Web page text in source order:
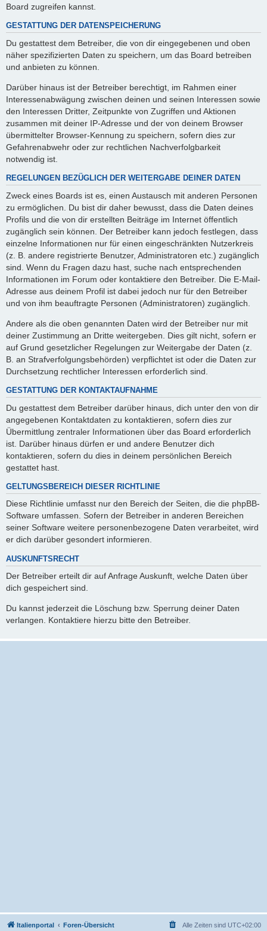
Board zugreifen kannst.
GESTATTUNG DER DATENSPEICHERUNG
Du gestattest dem Betreiber, die von dir eingegebenen und oben
näher spezifizierten Daten zu speichern, um das Board betreiben
und anbieten zu können.
Darüber hinaus ist der Betreiber berechtigt, im Rahmen einer
Interessenabwägung zwischen deinen und seinen Interessen sowie
den Interessen Dritter, Zeitpunkte von Zugriffen und Aktionen
zusammen mit deiner IP-Adresse und der von deinem Browser
übermittelter Browser-Kennung zu speichern, sofern dies zur
Gefahrenabwehr oder zur rechtlichen Nachverfolgbarkeit
notwendig ist.
REGELUNGEN BEZÜGLICH DER WEITERGABE DEINER DATEN
Zweck eines Boards ist es, einen Austausch mit anderen Personen
zu ermöglichen. Du bist dir daher bewusst, dass die Daten deines
Profils und die von dir erstellten Beiträge im Internet öffentlich
zugänglich sein können. Der Betreiber kann jedoch festlegen, dass
einzelne Informationen nur für einen eingeschränkten Nutzerkreis
(z. B. andere registrierte Benutzer, Administratoren etc.) zugänglich
sind. Wenn du Fragen dazu hast, suche nach entsprechenden
Informationen im Forum oder kontaktiere den Betreiber. Die E-Mail-
Adresse aus deinem Profil ist dabei jedoch nur für den Betreiber
und von ihm beauftragte Personen (Administratoren) zugänglich.
Andere als die oben genannten Daten wird der Betreiber nur mit
deiner Zustimmung an Dritte weitergeben. Dies gilt nicht, sofern er
auf Grund gesetzlicher Regelungen zur Weitergabe der Daten (z.
B. an Strafverfolgungsbehörden) verpflichtet ist oder die Daten zur
Durchsetzung rechtlicher Interessen erforderlich sind.
GESTATTUNG DER KONTAKTAUFNAHME
Du gestattest dem Betreiber darüber hinaus, dich unter den von dir
angegebenen Kontaktdaten zu kontaktieren, sofern dies zur
Übermittlung zentraler Informationen über das Board erforderlich
ist. Darüber hinaus dürfen er und andere Benutzer dich
kontaktieren, sofern du dies in deinem persönlichen Bereich
gestattet hast.
GELTUNGSBEREICH DIESER RICHTLINIE
Diese Richtlinie umfasst nur den Bereich der Seiten, die die phpBB-
Software umfassen. Sofern der Betreiber in anderen Bereichen
seiner Software weitere personenbezogene Daten verarbeitet, wird
er dich darüber gesondert informieren.
AUSKUNFTSRECHT
Der Betreiber erteilt dir auf Anfrage Auskunft, welche Daten über
dich gespeichert sind.
Du kannst jederzeit die Löschung bzw. Sperrung deiner Daten
verlangen. Kontaktiere hierzu bitte den Betreiber.
Italienportal Foren-Übersicht Alle Zeiten sind UTC+02:00